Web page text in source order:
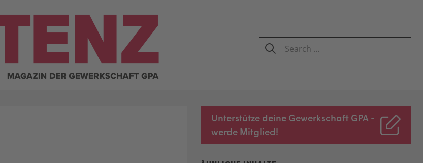
SEARCH
Search
for:
Unterstütze deine Gewerkschaft GPA -
werde Mitglied!